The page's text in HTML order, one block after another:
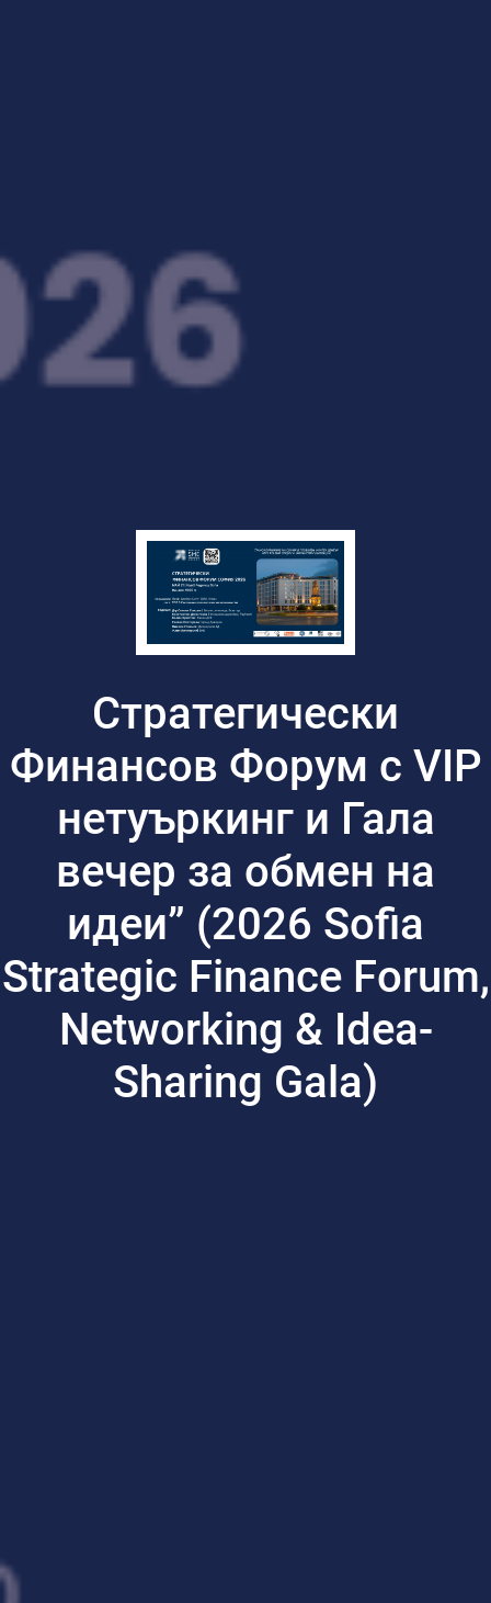
Стратегически
Финансов Форум с VIP
нетуъркинг и Гала
вечер за обмен на
идеи” (2026 Sofia
Strategic Finance Forum,
Networking & Idea-
Sharing Gala)